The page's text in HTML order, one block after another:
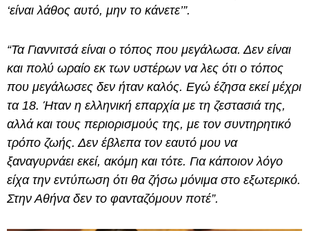
‘είναι λάθος αυτό, μην το κάνετε’”.
“Τα Γιαννιτσά είναι ο τόπος που μεγάλωσα. Δεν είναι
και πολύ ωραίο εκ των υστέρων να λες ότι ο τόπος
που μεγάλωσες δεν ήταν καλός. Εγώ έζησα εκεί μέχρι
τα 18. Ήταν η ελληνική επαρχία με τη ζεστασιά της,
αλλά και τους περιορισμούς της, με τον συντηρητικό
τρόπο ζωής. Δεν έβλεπα τον εαυτό μου να
ξαναγυρνάει εκεί, ακόμη και τότε. Για κάποιον λόγο
είχα την εντύπωση ότι θα ζήσω μόνιμα στο εξωτερικό.
Στην Αθήνα δεν το φανταζόμουν ποτέ”.